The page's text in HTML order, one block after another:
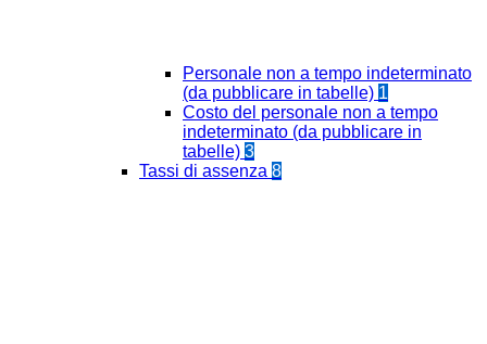
Personale non a tempo indeterminato
(da pubblicare in tabelle) 1
Costo del personale non a tempo
indeterminato (da pubblicare in
tabelle) 3
Tassi di assenza 8